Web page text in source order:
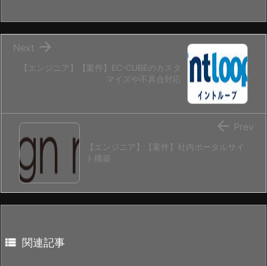
【エンジニア】【案件】EC-CUBEのカスタ
マイズや不具合対応

Next
【エンジニア】【案件】社内ポータルサイ
ト構築
 Prev
 関連記事